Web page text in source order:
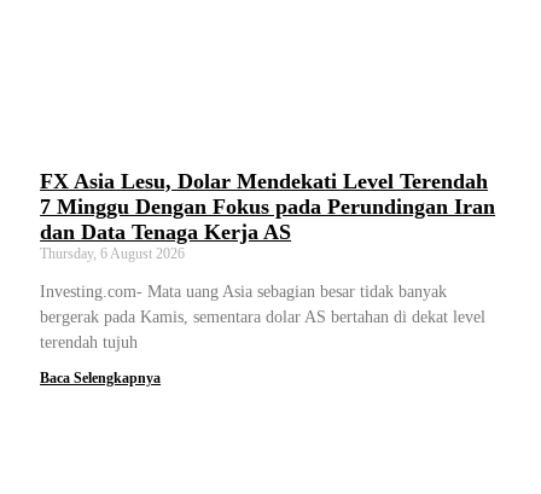
FX Asia Lesu, Dolar Mendekati Level Terendah
7 Minggu Dengan Fokus pada Perundingan Iran
dan Data Tenaga Kerja AS
Thursday, 6 August 2026
Investing.com- Mata uang Asia sebagian besar tidak banyak
bergerak pada Kamis, sementara dolar AS bertahan di dekat level
terendah tujuh
Baca Selengkapnya